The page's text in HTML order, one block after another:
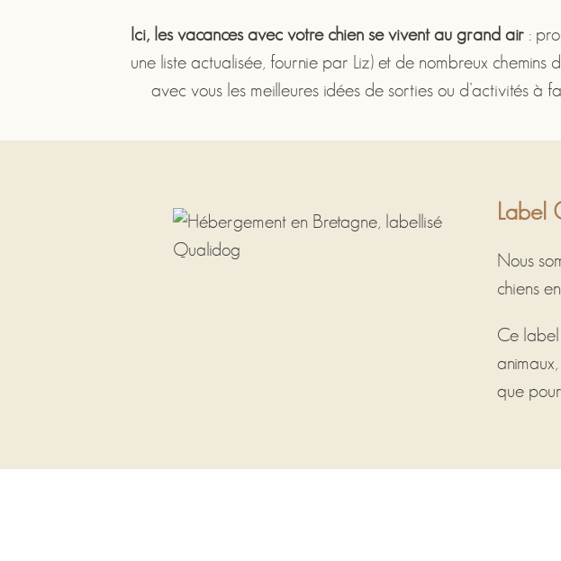
Ici, les vacances avec votre chien se vivent au grand air :
une liste actualisée, fournie par Liz) et de nombreux
avec vous les meilleures idées de sorties ou d’activités
Label
Nous
chiens
Ce
que